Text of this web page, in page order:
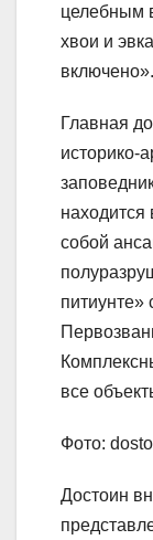
целебным
хвои и
включено».
Главная
историко-
находится
собой
питиунте»
все
Фото:
Достоин